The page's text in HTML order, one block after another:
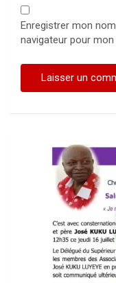
Enregistrer mon
navigateur pour